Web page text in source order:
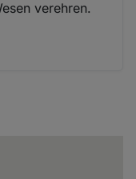
verehren.